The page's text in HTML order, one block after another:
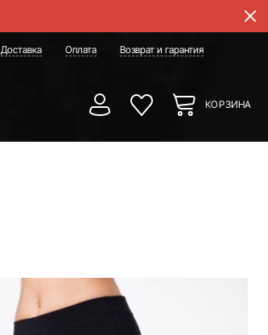
Доставка Оплата Возврат и гарантия
КОРЗИНА